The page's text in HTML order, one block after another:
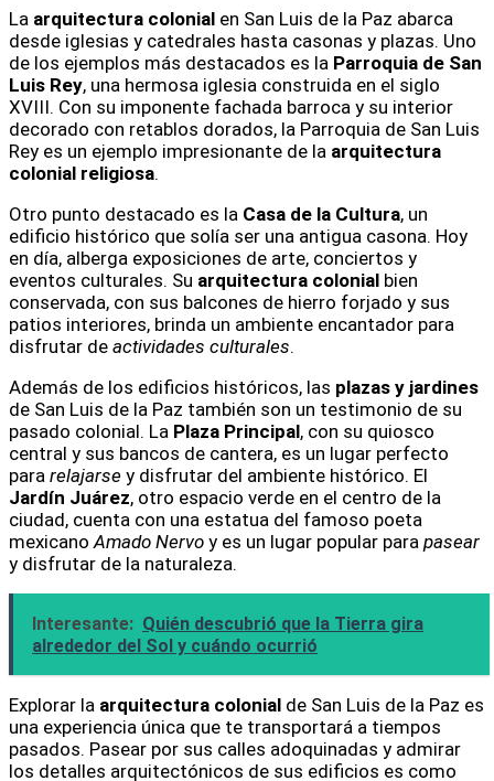
La arquitectura colonial en San Luis de la Paz abarca
desde iglesias y catedrales hasta casonas y plazas. Uno
de los ejemplos más destacados es la Parroquia de San
Luis Rey, una hermosa iglesia construida en el siglo
XVIII. Con su imponente fachada barroca y su interior
decorado con retablos dorados, la Parroquia de San Luis
Rey es un ejemplo impresionante de la arquitectura
colonial religiosa.
Otro punto destacado es la Casa de la Cultura, un
edificio histórico que solía ser una antigua casona. Hoy
en día, alberga exposiciones de arte, conciertos y
eventos culturales. Su arquitectura colonial bien
conservada, con sus balcones de hierro forjado y sus
patios interiores, brinda un ambiente encantador para
disfrutar de actividades culturales.
Además de los edificios históricos, las plazas y jardines
de San Luis de la Paz también son un testimonio de su
pasado colonial. La Plaza Principal, con su quiosco
central y sus bancos de cantera, es un lugar perfecto
para relajarse y disfrutar del ambiente histórico. El
Jardín Juárez, otro espacio verde en el centro de la
ciudad, cuenta con una estatua del famoso poeta
mexicanoAmado Nervo y es un lugar popular para pasear
y disfrutar de la naturaleza.
Interesante: Quién descubrió que la Tierra gira
alrededor del Sol y cuándo ocurrió
Explorar la arquitectura colonial de San Luis de la Paz es
una experiencia única que te transportará a tiempos
pasados. Pasear por sus calles adoquinadas y admirar
los detalles arquitectónicos de sus edificios es como